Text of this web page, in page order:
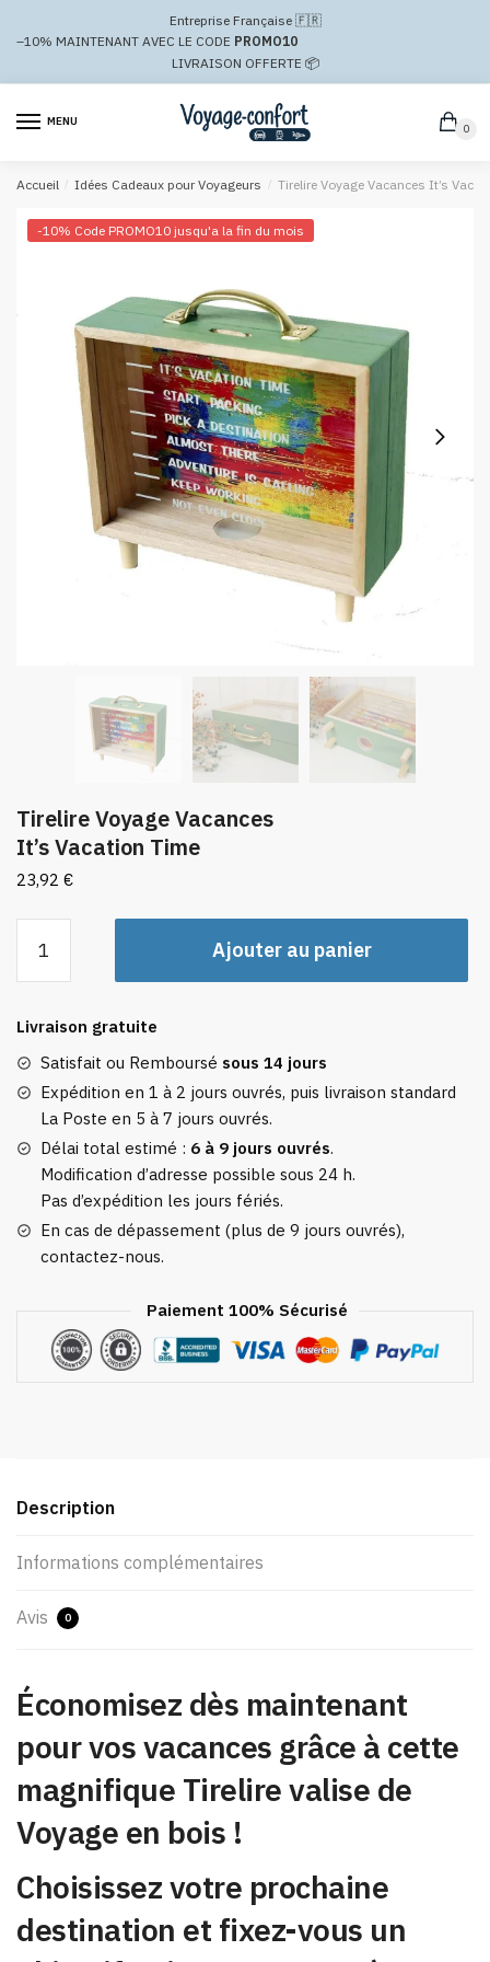
navigation
Entreprise Française 🇫🇷
–10% MAINTENANT AVEC LE CODE PROMO10
LIVRAISON OFFERTE 📦
MENU
0
Accueil / Idées Cadeaux pour Voyageurs / Tirelire Voyage Vacances It’s
-10% Code PROMO10 jusqu'a la fin du mois
Tirelire Voyage Vacances
It’s Vacation Time
23,92 €
Tirelire
Vacances
It's
Vacation
Time
Ajouter au panier
Livraison gratuite
Satisfait ou Remboursé sous 14 jours
Expédition en 1 à 2 jours ouvrés, puis livraison standard
La Poste en 5 à 7 jours ouvrés.
Délai total estimé : 6 à 9 jours ouvrés.
Modification d’adresse possible sous 24 h.
Pas d’expédition les jours fériés.
En cas de dépassement (plus de 9 jours ouvrés),
contactez-nous.
Paiement 100% Sécurisé
Description
Informations complémentaires
Avis 0
Économisez dès maintenant
pour vos vacances grâce à cette
magnifique Tirelire valise de
Voyage en bois !
Choisissez votre prochaine
destination et fixez-vous un